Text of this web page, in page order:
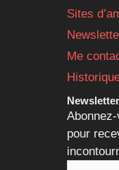
Sites
Me
pour